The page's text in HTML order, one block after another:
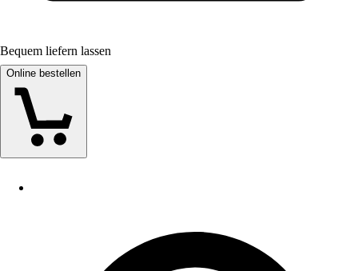
Bequem liefern lassen
Online bestellen